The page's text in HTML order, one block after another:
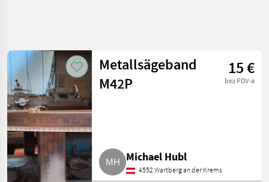
Metallsägeband
M42P
15 €
bez PDV-a
Michael Hubl
4552 Wartberg an der Krems